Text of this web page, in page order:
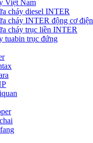
Việt Nam
cháy diesel INTER
cháy INTER động cơ điện
cháy trục liền INTER
tuabin trục đứng